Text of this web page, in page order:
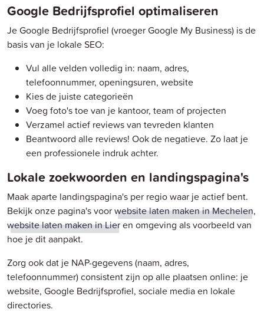
Google Bedrijfsprofiel optimaliseren
Je Google Bedrijfsprofiel (vroeger Google My Business) is de
basis van je lokale SEO:
Vul alle velden volledig in: naam, adres,
telefoonnummer, openingsuren, website
Kies de juiste categorieën
Voeg foto's toe van je kantoor, team of projecten
Verzamel actief reviews van tevreden klanten
Beantwoord alle reviews! Ook de negatieve. Zo laat je
een professionele indruk achter.
Lokale zoekwoorden en landingspagina's
Maak aparte landingspagina's per regio waar je actief bent.
Bekijk onze pagina's voorwebsite laten maken in Mechelen,
website laten maken in Lieren omgeving als voorbeeld van
hoe je dit aanpakt.
Zorg ook dat je NAP-gegevens (naam, adres,
telefoonnummer) consistent zijn op alle plaatsen online: je
website, Google Bedrijfsprofiel, sociale media en lokale
directories.